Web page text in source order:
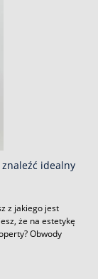
idealny
z jakiego jest
że na estetykę
Obwody